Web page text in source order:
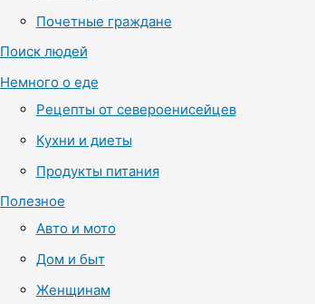
Почетные граждане
Поиск людей
Немного о еде
Рецепты от североенисейцев
Кухни и диеты
Продукты питания
Полезное
Авто и мото
Дом и быт
Женщинам